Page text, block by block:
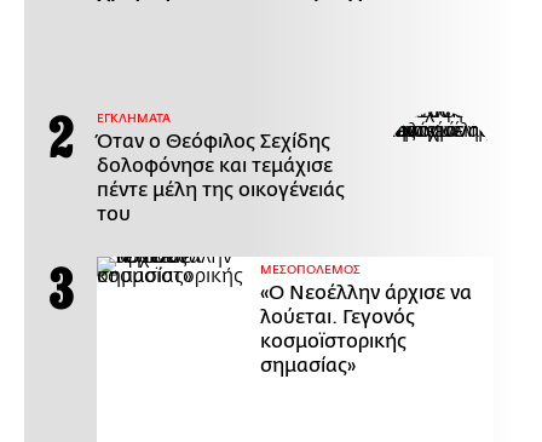
ΕΓΚΛΗΜΑΤΑ
Όταν ο Θεόφιλος Σεχίδης
δολοφόνησε και τεμάχισε
πέντε μέλη της οικογένειάς
του
ΜΕΣΟΠΟΛΕΜΟΣ
«Ο Νεοέλλην άρχισε να
λούεται. Γεγονός
κοσμοϊστορικής
σημασίας»